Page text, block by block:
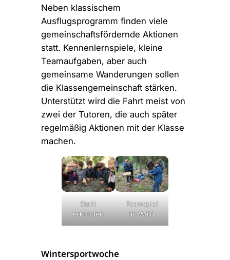
Neben klassischem
Ausflugsprogramm finden viele
gemeinschaftsfördernde Aktionen
statt. Kennenlernspiele, kleine
Teamaufgaben, aber auch
gemeinsame Wanderungen sollen
die Klassengemeinschaft stärken.
Unterstützt wird die Fahrt meist von
zwei der Tutoren, die auch später
regelmäßig Aktionen mit der Klasse
machen.
Stadt
erkunden
Teamspiel
im Wald
Wintersportwoche